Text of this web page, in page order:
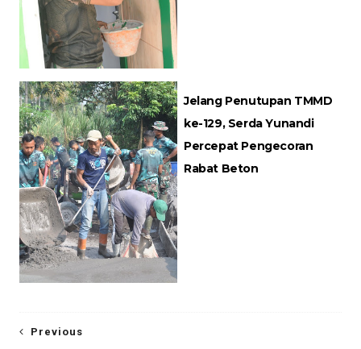
Jelang Penutupan TMMD
ke-129, Serda Yunandi
Percepat Pengecoran
Rabat Beton
Previous